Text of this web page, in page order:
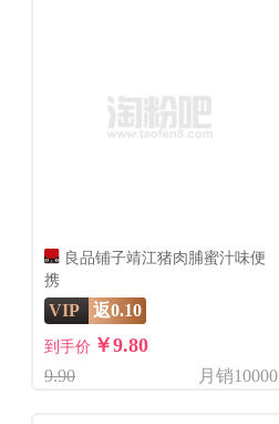
良品铺子靖江猪肉脯蜜汁味便
携
VIP 返0.10
到手价 ￥9.80
9.90 月销10000